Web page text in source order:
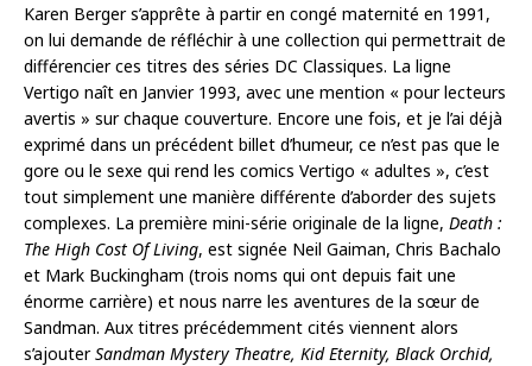
Karen Berger s’apprête à partir en congé maternité en 1991,
on lui demande de réfléchir à une collection qui permettrait de
différencier ces titres des séries DC Classiques. La ligne
Vertigo naît en Janvier 1993, avec une mention « pour lecteurs
avertis » sur chaque couverture. Encore une fois, et je l’ai déjà
exprimé dans un précédent billet d’humeur, ce n’est pas que le
gore ou le sexe qui rend les comics Vertigo « adultes », c’est
tout simplement une manière différente d’aborder des sujets
complexes. La première mini-série originale de la ligne, Death :
The High Cost Of Living, est signée Neil Gaiman, Chris Bachalo
et Mark Buckingham (trois noms qui ont depuis fait une
énorme carrière) et nous narre les aventures de la sœur de
Sandman. Aux titres précédemment cités viennent alors
s’ajouterSandman Mystery Theatre, Kid Eternity, Black Orchid,